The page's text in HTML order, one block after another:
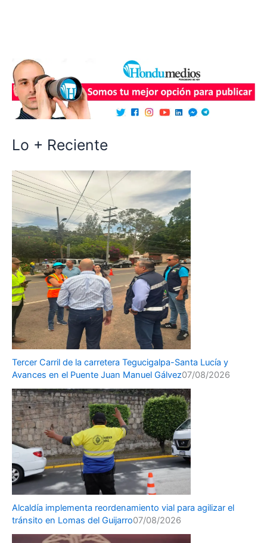
Lo + Reciente
Tercer Carril de la carretera Tegucigalpa-Santa Lucía y
Avances en el Puente Juan Manuel Gálvez07/08/2026
Alcaldía implementa reordenamiento vial para agilizar el
tránsito en Lomas del Guijarro07/08/2026